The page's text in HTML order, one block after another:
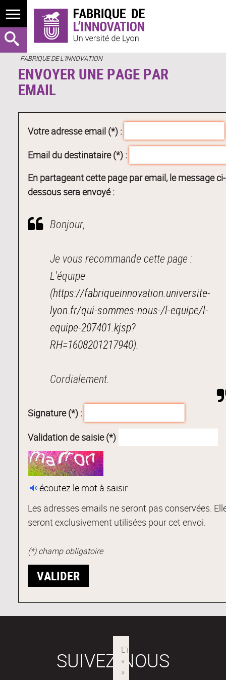
FABRIQUE DE L'INNOVATION
ENVOYER UNE PAGE PAR
EMAIL
Votre adresse email (*) :
Email du destinataire (*) :
En partageant cette page par email, le message ci-
dessous sera envoyé :
Bonjour,
Je vous recommande cette page :
L'équipe
(https://fabriqueinnovation.universite-
lyon.fr/qui-sommes-nous-/l-equipe/l-
equipe-207401.kjsp?
RH=1608201217940).
Cordialement.
Signature (*) :
Validation de saisie (*)
écoutez le mot à saisir
Les adresses emails ne seront pas conservées.
seront exclusivement utilisées pour cet envoi.
(*) champ obligatoire
SUIVEZ-NOUS